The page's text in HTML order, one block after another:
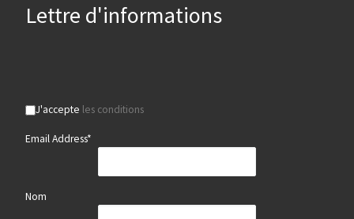
Lettre d'informations
J'accepte les conditions
Email Address*
Nom